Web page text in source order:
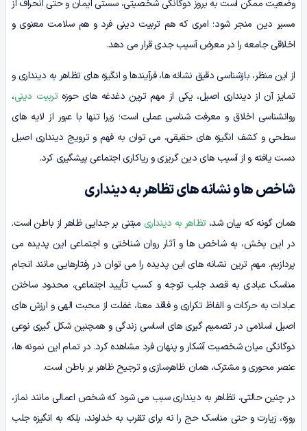
وضعیت ممکن است به بروز دوگانگی شخصیتی، سستی ایمان و حتی انحراف از
مسیر دین منجر شود؛ امری که هم تربیت دینی فرد و هم سلامت معنوی و
اخلاقی جامعه را در معرض آسیب جدی قرار می دهد.
از این منظر، بازشناسی دقیق نشانه ها، فرآیندها و انگیزه های تظاهر به دینداری و
تمایز آن از دینداری اصیل، یکی از مهم ترین دغدغه های حوزهتربیت دینی،
روانشناسی اخلاق و معرفت شناسی عملی است؛ زیرا تنها با عبور از لایه های
سطحی و کشف انگیزه های حقیقی، می توان به فهم و ترویج دینداری اصیل
دست یافته و از آسیب های دین گریزی و ریاکاری اجتماعی پیشگیری کرد.
شاخص ها و نشانه های تظاهر به دینداری
همان گونه که بیان شد،تظاهر به دینداری مبتنی بر جدایی ظاهر از باطن است.
در این بخش، به شاخص ها و آثار روان شناختی و اجتماعی این پدیده می
پردازیم. مهم ترین نشانه های این پدیده را می توان در رفتارهایی مانند انجام
مناسک عبادی به قصد جلب توجه و کسب تأیید اجتماعی، محدود ساختن
عبادات به حرکات و الفاظ تکراری و فاقد معنا، غفلت از محبت الهی و ارزش های
اصیل اسلامی در تصمیم گیری های اساسی زندگی و همچنین شکل گیری نوعی
دوگانگی میان شخصیت آشکار و پنهان فرد مشاهده کرد. در تمام این نمونه ها،
عنصر محوری و مشترک، همان ظاهرسازی و ترجیح ظاهر بر باطن است.
در چنین حالتی، تظاهر به دینداری سبب می شود که شخص اعمالی مانند نماز،
روزه، زیارت و حتی مناسک حج را نه برای تقرب به خداوند، بلکه به انگیزه جلب